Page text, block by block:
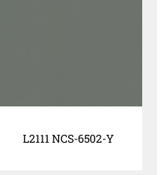
L2111 NCS-6502-Y